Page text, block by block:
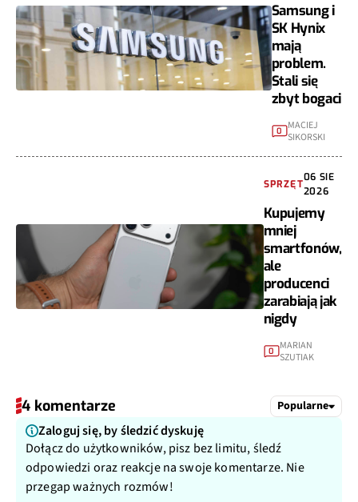
Samsung i
SK Hynix
mają
problem.
Stali się
zbyt bogaci
0 MACIEJ
SIKORSKI
SPRZĘT
06 SIE
2026
Kupujemy
mniej
smartfonów,
ale
producenci
zarabiają jak
nigdy
0 MARIAN
SZUTIAK
4 komentarze Popularne
Zaloguj się, by śledzić dyskuję
Dołącz do użytkowników, pisz bez limitu, śledź
odpowiedzi oraz reakcje na swoje komentarze. Nie
przegap ważnych rozmów!